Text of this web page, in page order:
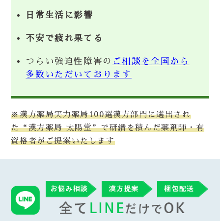
日常生活に影響
不安で疲れ果てる
つらい強迫性障害の ご相談を全国から
多数いただいております
※漢方薬局実力薬局100選漢方部門に選出され
た“漢方薬局 太陽堂”で研鑽を積んだ薬剤師・有
資格者がご提案いたします